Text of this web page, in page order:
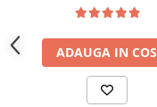
ADAUGA IN COS